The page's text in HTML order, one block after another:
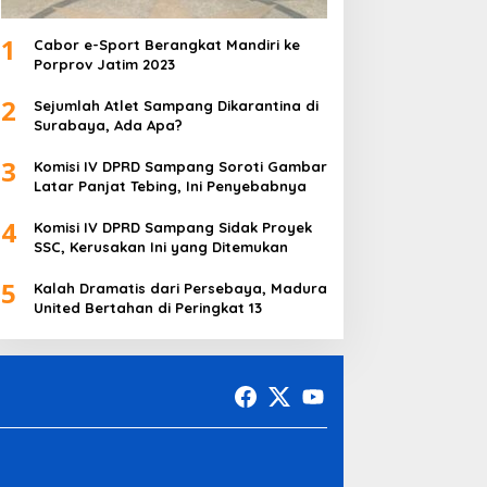
1
Cabor e-Sport Berangkat Mandiri ke
Porprov Jatim 2023
2
Sejumlah Atlet Sampang Dikarantina di
Surabaya, Ada Apa?
3
Komisi IV DPRD Sampang Soroti Gambar
Latar Panjat Tebing, Ini Penyebabnya
4
Komisi IV DPRD Sampang Sidak Proyek
SSC, Kerusakan Ini yang Ditemukan
5
Kalah Dramatis dari Persebaya, Madura
United Bertahan di Peringkat 13